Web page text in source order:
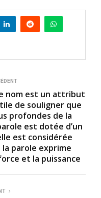
nom est un attribut
de souligner que
profondes de la
est dotée d’un
est considérée
parole exprime
et la puissance